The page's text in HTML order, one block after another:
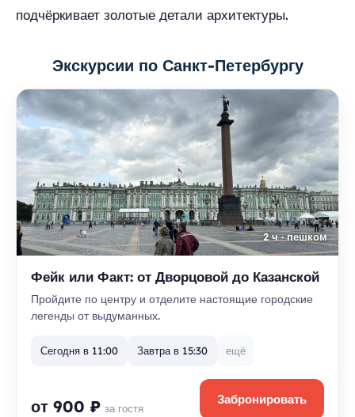
подчёркивает золотые детали архитектуры.
Экскурсии по Санкт-Петербургу
2 ч · пешком
Фейк или Факт: от Дворцовой до Казанской
Пройдите по центру и отделите настоящие городские
легенды от выдуманных.
Сегодня в 11:00 Завтра в 15:30 ещё
от 900 ₽ за гостя
Забронировать